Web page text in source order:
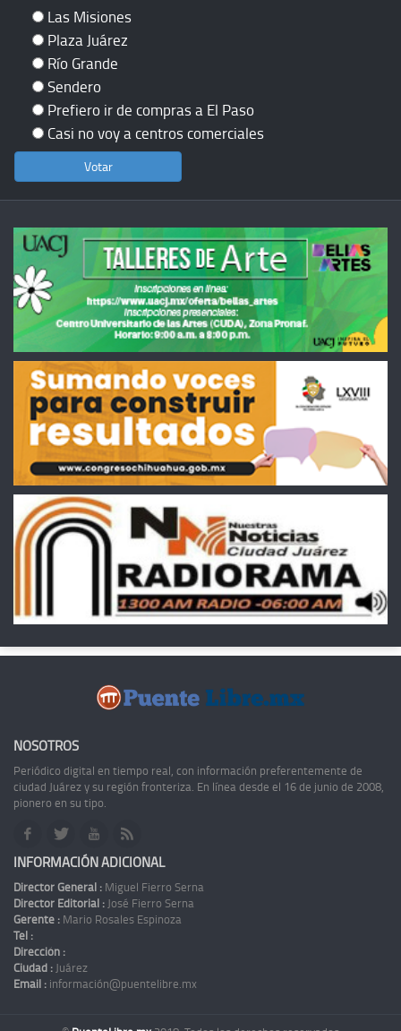
Las Misiones
Plaza Juárez
Río Grande
Sendero
Prefiero ir de compras a El Paso
Casi no voy a centros comerciales
NOSOTROS
Periódico digital en tiempo real, con información preferentemente de
ciudad Juárez y su región fronteriza. En línea desde el 16 de junio de 2008,
pionero en su tipo.
INFORMACIÓN ADICIONAL
Director General : Miguel Fierro Serna
Director Editorial : José Fierro Serna
Gerente : Mario Rosales Espinoza
Tel :
Dirección :
Ciudad : Juárez
Email : información@puentelibre.mx